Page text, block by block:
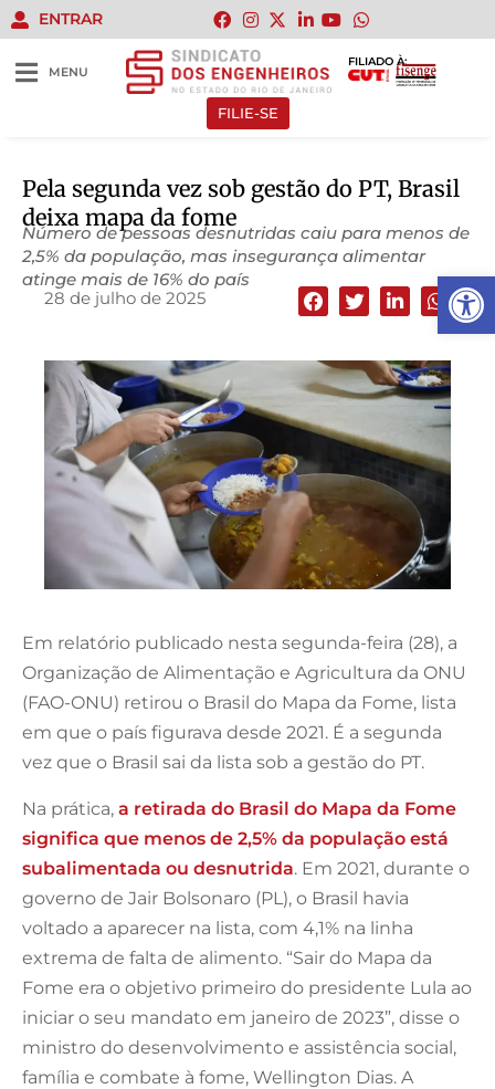
Abrir
ENTRAR
MENU
FILIADO À:
FILIE-SE
Pela segunda vez sob gestão do PT, Brasil
deixa mapa da fome
Número de pessoas desnutridas caiu para menos de
2,5% da população, mas insegurança alimentar
atinge mais de 16% do país
28 de julho de 2025
Em relatório publicado nesta segunda-feira (28), a
Organização de Alimentação e Agricultura da ONU
(FAO-ONU) retirou o Brasil do Mapa da Fome, lista
em que o país figurava desde 2021. É a segunda
vez que o Brasil sai da lista sob a gestão do PT.
Na prática, a retirada do Brasil do Mapa da Fome
significa que menos de 2,5% da população está
subalimentada ou desnutrida. Em 2021, durante o
governo de Jair Bolsonaro (PL), o Brasil havia
voltado a aparecer na lista, com 4,1% na linha
extrema de falta de alimento. “Sair do Mapa da
Fome era o objetivo primeiro do presidente Lula ao
iniciar o seu mandato em janeiro de 2023”, disse o
ministro do desenvolvimento e assistência social,
família e combate à fome, Wellington Dias. A